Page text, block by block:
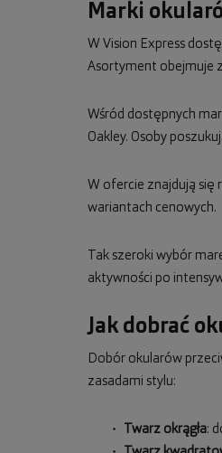
Marki
W Vision Express
Asortyment obejmuje
Wśród dostępnych
Oakley. Osoby
W ofercie znajdują się
wariantach cenowych.
Tak szeroki wybór
aktywności po
Jak dobrać
Dobór okularów
zasadami stylu:
Twarz okrągła: